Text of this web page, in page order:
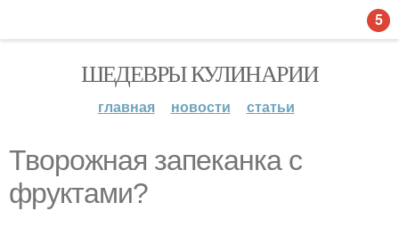
ШЕДЕВРЫ КУЛИНАРИИ
главная новости статьи
Творожная запеканка с
фруктами?
5